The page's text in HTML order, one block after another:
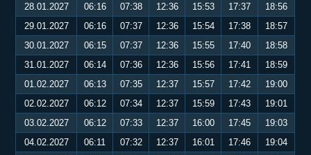
28.01.2027
06:16 07:38 12:36 15:53 17:37
18:56
29.01.2027
06:16 07:37 12:36 15:54 17:38
18:57
30.01.2027
06:15 07:37 12:36 15:55 17:40
18:58
31.01.2027
06:14 07:36 12:36 15:56 17:41
18:59
01.02.2027
06:13 07:35 12:37 15:57 17:42
19:00
02.02.2027
06:12 07:34 12:37 15:59 17:43
19:01
03.02.2027
06:12 07:33 12:37 16:00 17:45
19:03
04.02.2027
06:11 07:32 12:37 16:01 17:46
19:04